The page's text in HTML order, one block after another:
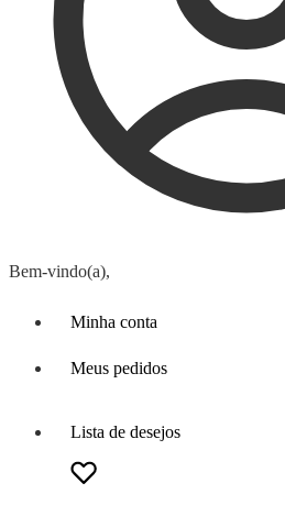
Bem-vindo(a),
Minha conta
Meus pedidos
Lista de desejos